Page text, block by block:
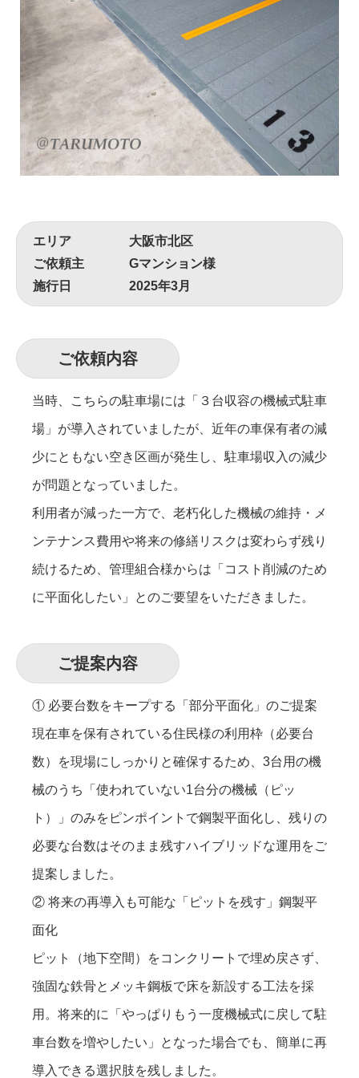
エリア
大阪市北区
ご依頼主
Gマンション様
施行日
2025年3月
ご依頼内容
当時、こちらの駐車場には「３台収容の機械式駐車
場」が導入されていましたが、近年の車保有者の減
少にともない空き区画が発生し、駐車場収入の減少
が問題となっていました。
利用者が減った一方で、老朽化した機械の維持・メ
ンテナンス費用や将来の修繕リスクは変わらず残り
続けるため、管理組合様からは「コスト削減のため
に平面化したい」とのご要望をいただきました。
ご提案内容
① 必要台数をキープする「部分平面化」のご提案
現在車を保有されている住民様の利用枠（必要台
数）を現場にしっかりと確保するため、3台用の機
械のうち「使われていない1台分の機械（ピッ
ト）」のみをピンポイントで鋼製平面化し、残りの
必要な台数はそのまま残すハイブリッドな運用をご
提案しました。
② 将来の再導入も可能な「ピットを残す」鋼製平
面化
ピット（地下空間）をコンクリートで埋め戻さず、
強固な鉄骨とメッキ鋼板で床を新設する工法を採
用。将来的に「やっぱりもう一度機械式に戻して駐
車台数を増やしたい」となった場合でも、簡単に再
導入できる選択肢を残しました。